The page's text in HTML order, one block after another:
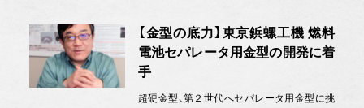
【金型の底力】東京鋲螺工機 燃料
電池セパレータ用金型の開発に着
手
超硬金型、第２世代へセパレータ用金型に挑